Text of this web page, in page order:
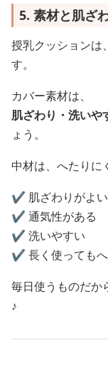
5. 素材と肌ざ
授乳クッションは
す。
カバー素材は、
肌ざわり・洗いや
ょう。
中材は、へたりに
✔️ 肌ざわりがよい
✔️ 通気性がある
✔️ 洗いやすい
✔️ 長く使っても
毎日使うものだか
♪